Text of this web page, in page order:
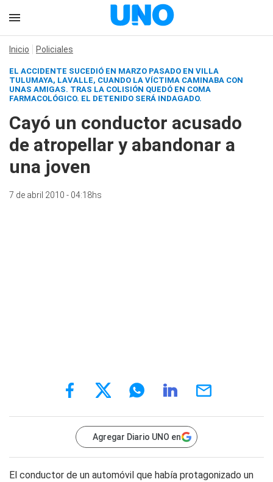
Inicio Policiales
EL ACCIDENTE SUCEDIÓ EN MARZO PASADO EN VILLA
TULUMAYA, LAVALLE, CUANDO LA VÍCTIMA CAMINABA CON
UNAS AMIGAS. TRAS LA COLISIÓN QUEDÓ EN COMA
FARMACOLÓGICO. EL DETENIDO SERÁ INDAGADO.
Cayó un conductor acusado
de atropellar y abandonar a
una joven
7 de abril 2010 - 04:18hs
Agregar Diario UNO en
El conductor de un automóvil que había protagonizado un